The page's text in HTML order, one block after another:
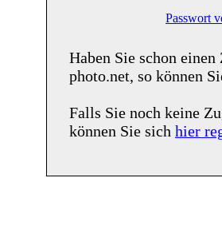
Passwort
Haben Sie schon
photo.net, so können
Falls Sie noch keine
können Sie sich hier